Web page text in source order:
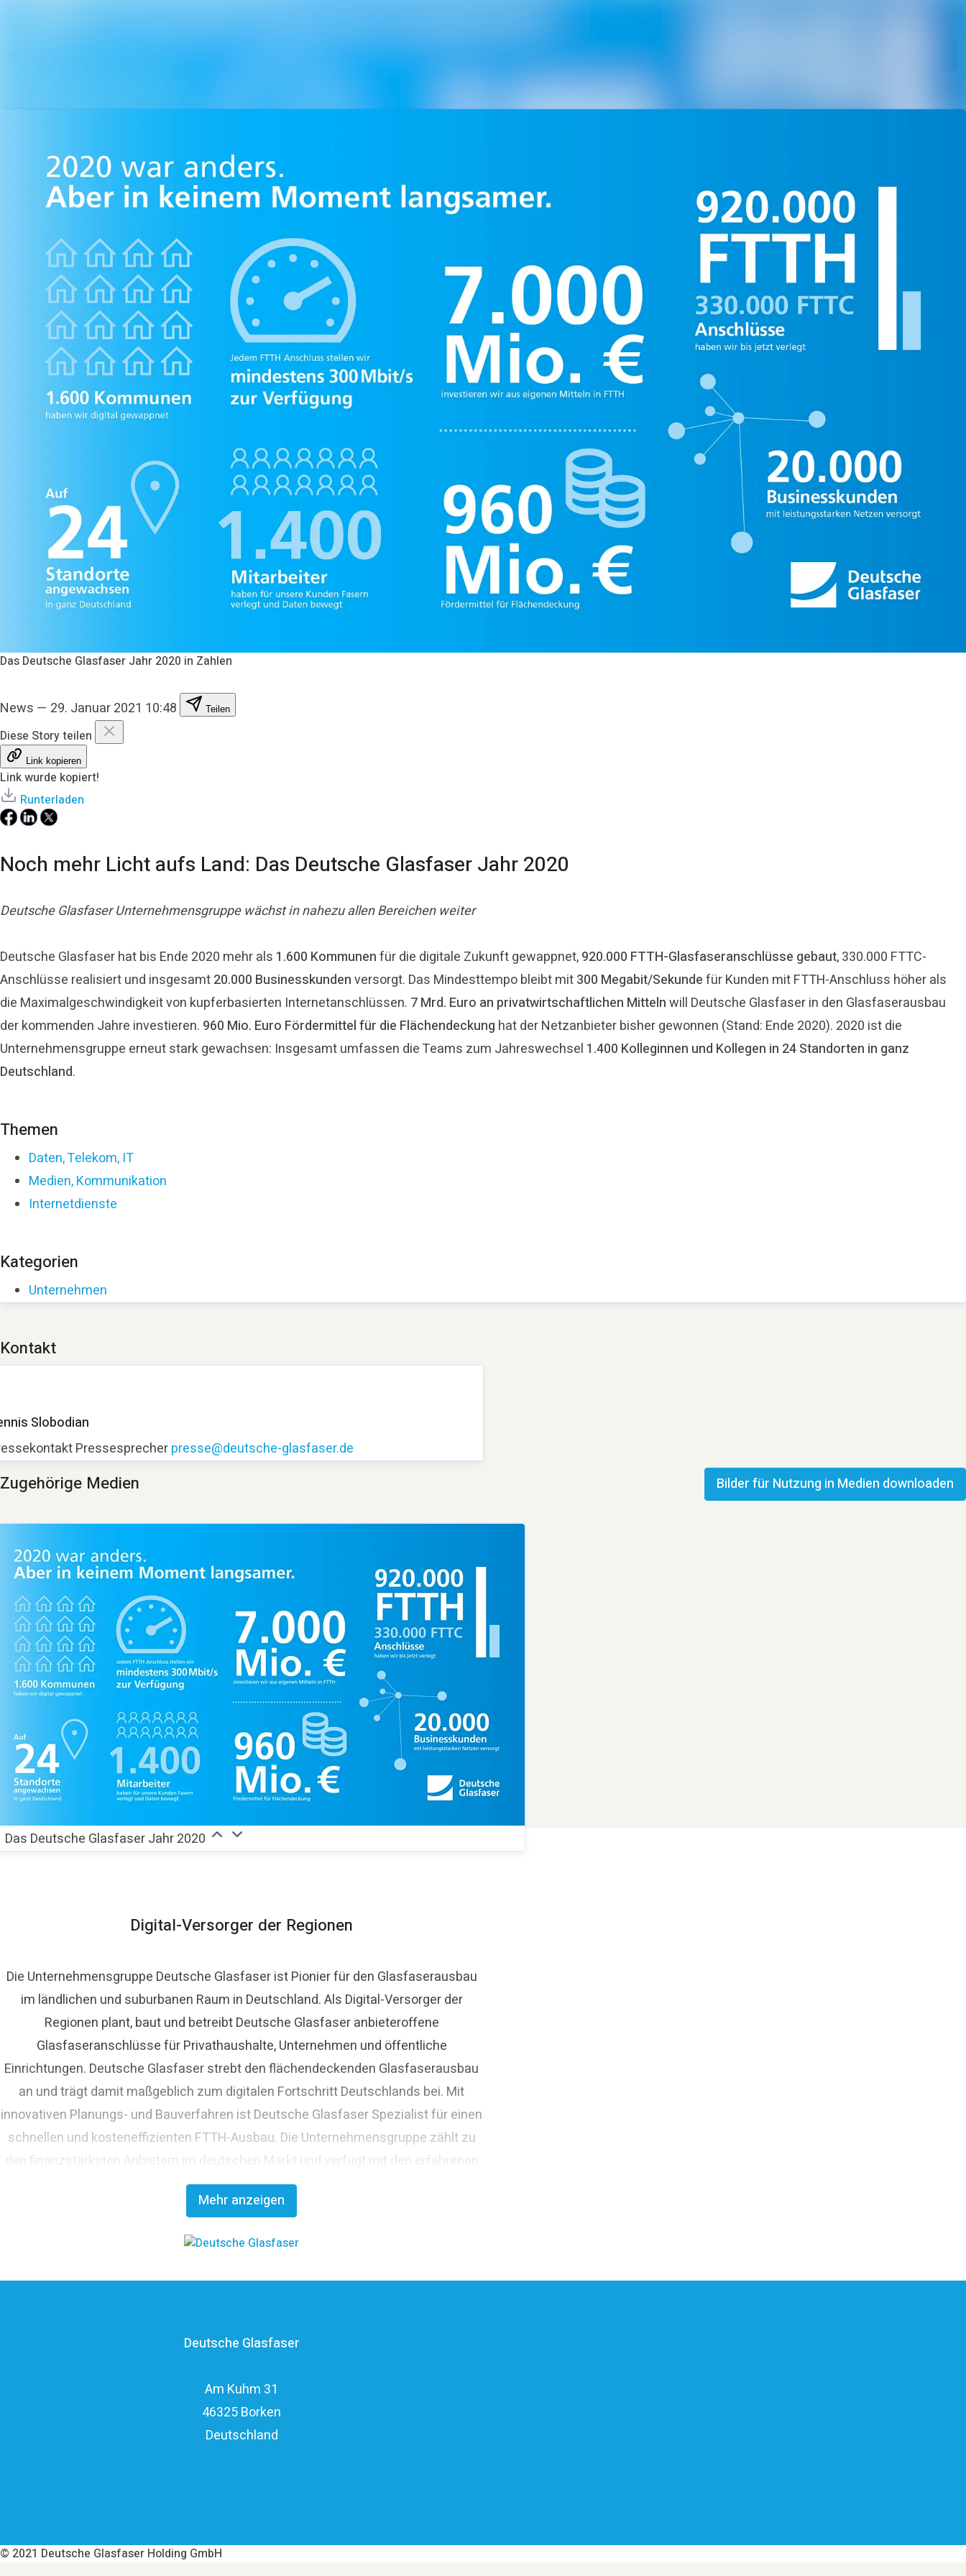
Das Deutsche Glasfaser Jahr 2020 in Zahlen
News — 29. Januar 2021 10:48 Teilen
Diese Story teilen
Link kopieren
Link wurde kopiert!
Runterladen
Noch mehr Licht aufs Land: Das Deutsche Glasfaser Jahr 2020
Deutsche Glasfaser Unternehmensgruppe wächst in nahezu allen Bereichen weiter
Deutsche Glasfaser hat bis Ende 2020 mehr als 1.600 Kommunenfür die digitale Zukunft gewappnet,920.000 FTTH-Glasfaseranschlüsse gebaut, 330.000 FTTC-
Anschlüsse realisiert und insgesamt20.000 Businesskundenversorgt. Das Mindesttempo bleibt mit300 Megabit/Sekundefür Kunden mit FTTH-Anschluss höher als
die Maximalgeschwindigkeit von kupferbasierten Internetanschlüssen. 7 Mrd. Euro an privatwirtschaftlichen Mittelnwill Deutsche Glasfaser in den Glasfaserausbau
der kommenden Jahre investieren. 960 Mio. Euro Fördermittel für die Flächendeckung hat der Netzanbieter bisher gewonnen (Stand: Ende 2020). 2020 ist die
Unternehmensgruppe erneut stark gewachsen: Insgesamt umfassen die Teams zum Jahreswechsel 1.400 Kolleginnen und Kollegen in 24 Standorten in ganz
Deutschland.
Themen
Daten, Telekom, IT
Medien, Kommunikation
Internetdienste
Kategorien
Unternehmen
Kontakt
Slobodian
Pressesprecherpresse@deutsche-glasfaser.de
Zugehörige Medien Bilder für Nutzung in Medien downloaden
Das Deutsche Glasfaser Jahr 2020
Digital-Versorger der Regionen
Mehr anzeigen
Die Unternehmensgruppe Deutsche Glasfaser ist Pionier für den Glasfaserausbau
im ländlichen und suburbanen Raum in Deutschland. Als Digital-Versorger der
Regionen plant, baut und betreibt Deutsche Glasfaser anbieteroffene
Glasfaseranschlüsse für Privathaushalte, Unternehmen und öffentliche
Einrichtungen. Deutsche Glasfaser strebt den flächendeckenden Glasfaserausbau
an und trägt damit maßgeblich zum digitalen Fortschritt Deutschlands bei. Mit
innovativen Planungs- und Bauverfahren ist Deutsche Glasfaser Spezialist für einen
schnellen und kosteneffizienten FTTH-Ausbau. Die Unternehmensgruppe zählt zu
den finanzstärksten Anbietern im deutschen Markt und verfügt mit den erfahrenen
Glasfaserinvestoren EQT und OMERS über ein privatwirtschaftliches
Investitionsvolumen von über elf Milliarden Euro.
Deutsche Glasfaser
Am Kuhm 31
46325 Borken
Deutschland